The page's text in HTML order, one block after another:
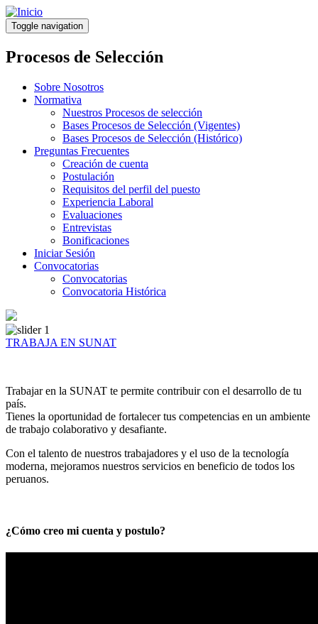
Pasar
al
contenido
principal
Toggle navigation
Procesos de Selección
Sobre Nosotros
Normativa
Nuestros Procesos de selección
Bases Procesos de Selección (Vigentes)
Bases Procesos de Selección (Histórico)
Preguntas Frecuentes
Creación de cuenta
Postulación
Requisitos del perfil del puesto
Experiencia Laboral
Evaluaciones
Entrevistas
Bonificaciones
Iniciar Sesión
Convocatorias
Convocatorias
Convocatoria Histórica
TRABAJA EN SUNAT
Trabajar en la SUNAT te permite contribuir con el desarrollo de tu
país.
Tienes la oportunidad de fortalecer tus competencias en un ambiente
de trabajo colaborativo y desafiante.
Con el talento de nuestros trabajadores y el uso de la tecnología
moderna, mejoramos nuestros servicios en beneficio de todos los
peruanos.
¿Cómo creo mi cuenta y postulo?